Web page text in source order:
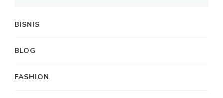
BISNIS
BLOG
FASHION